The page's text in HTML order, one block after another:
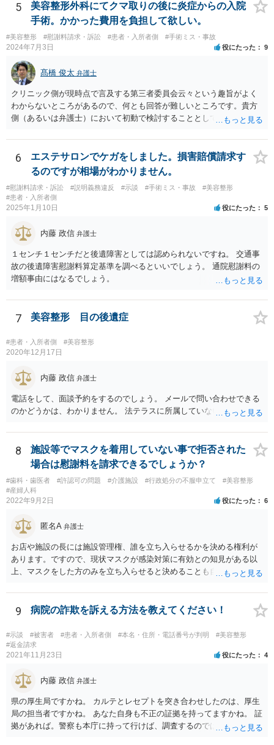
5
美容整形外科にてクマ取りの後に炎症からの入院
手術。かかった費用を負担して欲しい。
#美容整形 #慰謝料請求・訴訟 #患者・入所者側 #手術ミス・事故
2024年7月3日 役にたった 9
髙橋 俊太 弁護士
クリニック側が現時点で言及する第三者委員会云々という趣旨がよく
わからないところがあるので、何とも回答が難しいところです。貴方
側（あるいは弁護士）において初動で検討することとしては、クリニ
医師意見聴取などが考えられるかと思います。それらを踏まえてクリ
ニック側の過失を肯定できそうであれば、クリニックに対して具体的
に損害賠償請求をしていくことになります。
6
エステサロンでケガをしました。損害賠償請求す
るのですが相場がわかりません。
#慰謝料請求・訴訟 #説明義務違反 #示談 #手術ミス・事故
#美容整形
#患者・入所者側
2025年1月10日 役にたった 5
内藤 政信 弁護士
１センチ１センチだと後遺障害としては認められないですね。 交通事
故の後遺障害慰謝料算定基準を調べるといいでしょう。 通院慰謝料の
増額事由にはなるでしょう。
7 美容整形 目の後遺症
#患者・入所者側 #美容整形
2020年12月17日
内藤 政信 弁護士
電話をして、面談予約をするのでしょう。 メールで問い合わせできる
のかどうかは、わかりません。 法テラスに所属していないので。
8
施設等でマスクを着用していない事で拒否された
場合は慰謝料を請求できるでしょうか？
#歯科・歯医者 #許認可の問題 #介護施設 #行政処分の不服申立て
#美容整形
#産婦人科
2022年9月2日 役にたった 6
匿名A 弁護士
お店や施設の長には施設管理権、誰を立ち入らせるかを決める権利が
あります。ですので、現状マスクが感染対策に有効との知見がある以
上、マスクをした方のみを立ち入らせると決めることも自由であり、
など公益的な側面のある業種ですと、公衆浴場法など各種業法で定め
られた理由以外での利用拒否は禁止されていますし、公の施設でもマ
ては慰謝料の請求は認められないと考えられます。
9 病院の詐欺を訴える方法を教えてください！
#示談 #被害者 #患者・入所者側 #本名・住所・電話番号が判明
#美容整形
#返金請求
2021年11月23日 役にたった 4
内藤 政信 弁護士
県の厚生局ですかね。 カルテとレセプトを突き合わせしたのは、厚生
局の担当者ですかね。 あなた自身も不正の証拠を持ってますかね。 証
拠があれば。警察も本庁に持って行けば、調査するのではないで すか